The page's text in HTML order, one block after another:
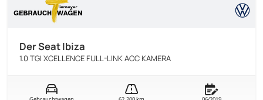
Der Seat Ibiza
1.0 TGI XCELLENCE FULL-LINK ACC KAMERA